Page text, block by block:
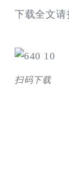
下载全文
扫码下载